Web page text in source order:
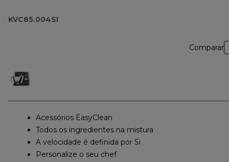
KVC85.004SI
Comparar
Acessórios EasyClean
Todos os ingredientes na mistura
A velocidade é definida por Si
Personalize o seu chef